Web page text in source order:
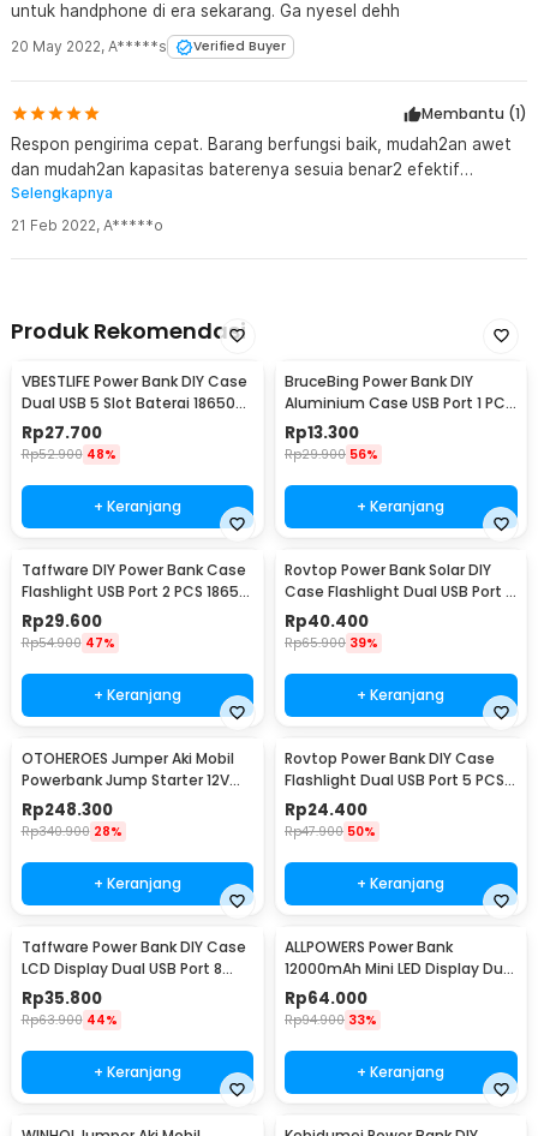
untuk handphone di era sekarang. Ga nyesel dehh
20 May 2022, A*****s Verified Buyer
Membantu (1)
Respon pengirima cepat. Barang berfungsi baik, mudah2an awet
dan mudah2an kapasitas baterenya sesuia benar2 efektif
20000mAh
Selengkapnya
21 Feb 2022, A*****o
Produk Rekomendasi
VBESTLIFE Power Bank DIY Case
Dual USB 5 Slot Baterai 18650
Flat Top - YDJ-009HX
Rp27.700
Rp52.900 48%
+ Keranjang
BruceBing Power Bank DIY
Aluminium Case USB Port 1 PCS
18650 Flat Top - M3
Rp13.300
Rp29.900 56%
+ Keranjang
Taffware DIY Power Bank Case
Flashlight USB Port 2 PCS 18650
Flat Top - M06
Rp29.600
Rp54.900 47%
+ Keranjang
Rovtop Power Bank Solar DIY
Case Flashlight Dual USB Port 5
PCS 18650 - 4NB1
Rp40.400
Rp65.900 39%
+ Keranjang
OTOHEROES Jumper Aki Mobil
Powerbank Jump Starter 12V
10000mAh 300A - K21
Rp248.300
Rp340.900 28%
+ Keranjang
Rovtop Power Bank DIY Case
Flashlight Dual USB Port 5 PCS
18650 - PB-01
Rp24.400
Rp47.900 50%
+ Keranjang
Taffware Power Bank DIY Case
LCD Display Dual USB Port 8
PCS 18650 - A8
Rp35.800
Rp63.900 44%
+ Keranjang
ALLPOWERS Power Bank
12000mAh Mini LED Display Dual
Port USB - S3000B
Rp64.000
Rp94.900 33%
+ Keranjang